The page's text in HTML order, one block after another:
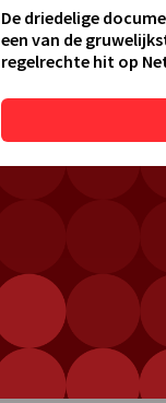
TOEVOEGEN AAN AGENDA
De driedelige
een van de
regelrechte hit op